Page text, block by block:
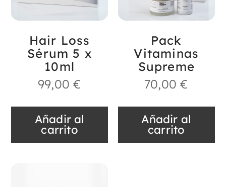
Hair Loss
Sérum 5 x
10ml
99,00€
Añadir al
carrito
Pack
Vitaminas
Supreme
70,00€
Añadir al
carrito